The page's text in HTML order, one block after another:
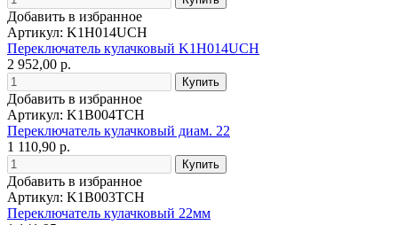
Добавить в избранное
Артикул: K1H014UCH
Переключатель кулачковый K1H014UCH
2 952,00 р.
Добавить в избранное
Артикул: K1B004TCH
Переключатель кулачковый диам. 22
1 110,90 р.
Добавить в избранное
Артикул: K1B003TCH
Переключатель кулачковый 22мм